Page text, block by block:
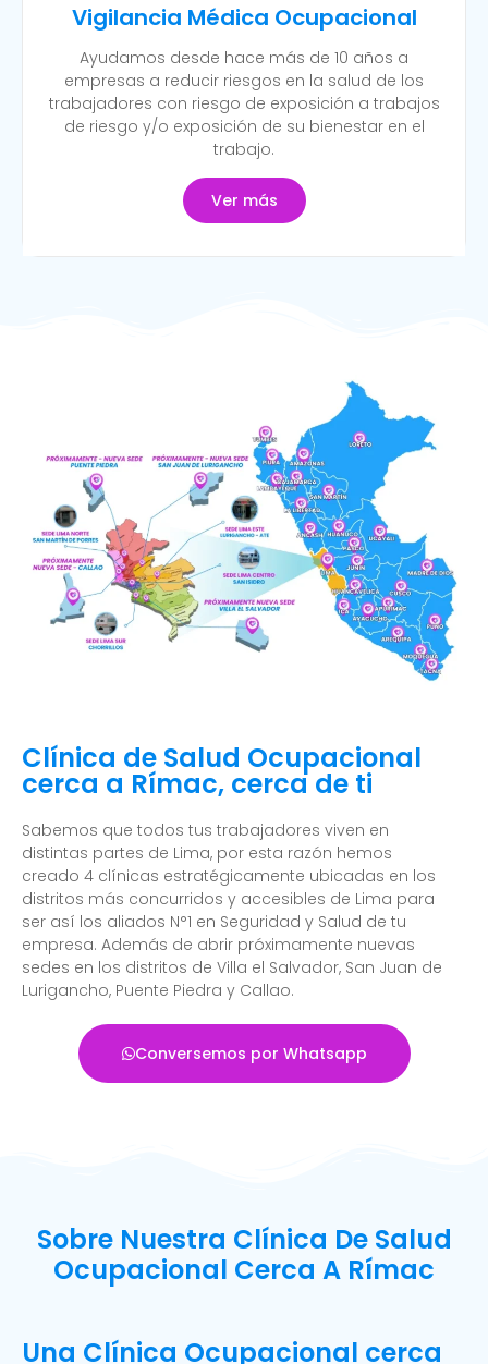
Vigilancia Médica Ocupacional
Ayudamos desde hace más de 10 años a
empresas a reducir riesgos en la salud de los
trabajadores con riesgo de exposición a trabajos
de riesgo y/o exposición de su bienestar en el
trabajo.
Ver más
Clínica de Salud Ocupacional
cerca a Rímac, cerca de ti
Sabemos que todos tus trabajadores viven en
distintas partes de Lima, por esta razón hemos
creado 4 clínicas estratégicamente ubicadas en los
distritos más concurridos y accesibles de Lima para
ser así los aliados N°1 en Seguridad y Salud de tu
empresa. Además de abrir próximamente nuevas
sedes en los distritos de Villa el Salvador, San Juan de
Lurigancho, Puente Piedra y Callao.
Conversemos por Whatsapp
Sobre Nuestra Clínica De Salud
Ocupacional Cerca A Rímac
Una Clínica Ocupacional cerca